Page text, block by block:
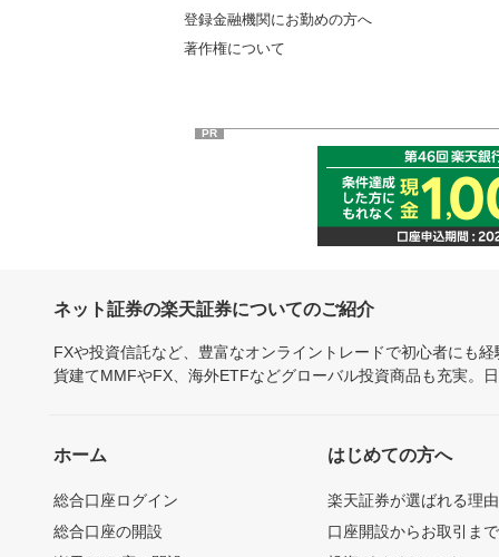
登録金融機関にお勤めの方へ
著作権について
PR
ネット証券の楽天証券についてのご紹介
FXや投資信託など、豊富なオンライントレードで初心者にも
貨建てMMFやFX、海外ETFなどグローバル投資商品も充実。
ホーム
総合口座ログイン
総合口座の開設
はじめての方へ
楽天証券が選ばれる理由
口座開設からお取引ま